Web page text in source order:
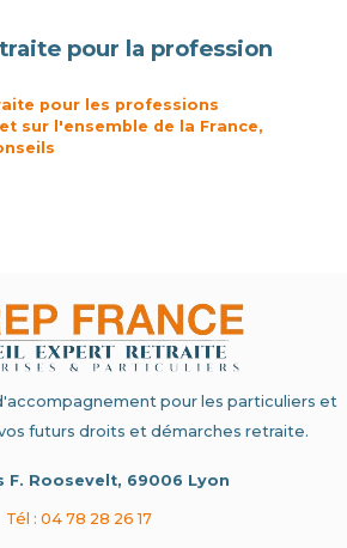
pour la profession
pour les professions
sur l'ensemble de la France,
pour les particuliers et
futurs droits et démarches retraite.
F. Roosevelt, 69006 Lyon
Tél : 04 78 28 26 17